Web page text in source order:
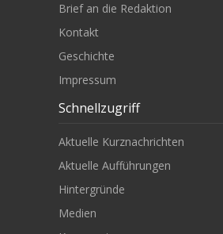
Brief an die Redaktion
Kontakt
Geschichte
Impressum
Schnellzugriff
Aktuelle Kurznachrichten
Aktuelle Aufführungen
Hintergründe
Medien